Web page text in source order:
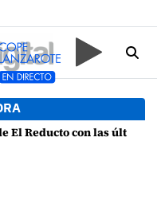
"una buena calidad de las aguas para el baño"